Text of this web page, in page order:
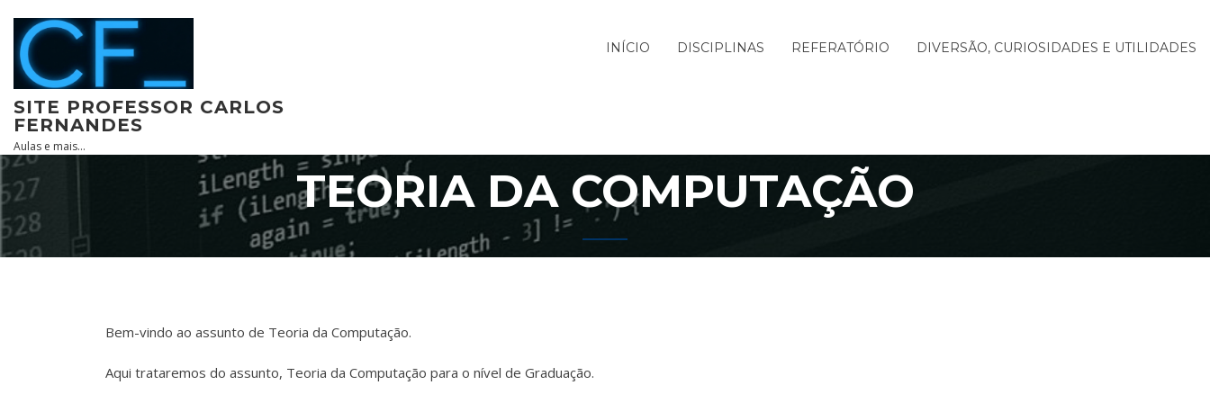
content
SITE PROFESSOR CARLOS
FERNANDES
Aulas e mais…
INÍCIO DISCIPLINAS REFERATÓRIO DIVERSÃO, CURIOSIDADES E UTILIDADES
TEORIA DA COMPUTAÇÃO
Bem-vindo ao assunto de Teoria da Computação.
Aqui trataremos do assunto, Teoria da Computação para o nível de Graduação.